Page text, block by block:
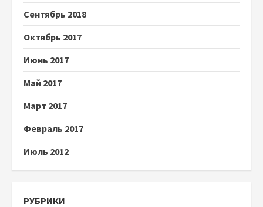
Сентябрь 2018
Октябрь 2017
Июнь 2017
Май 2017
Март 2017
Февраль 2017
Июль 2012
РУБРИКИ